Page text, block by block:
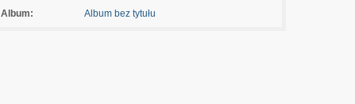
Album:
Album bez tytułu